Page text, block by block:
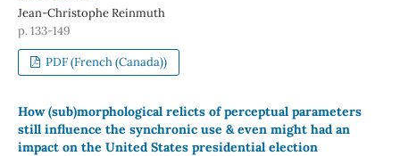
Jean-Christophe Reinmuth
p. 133-149
PDF (French (Canada))
How (sub)morphological relicts of perceptual parameters
still influence the synchronic use & even might had an
impact on the United States presidential election